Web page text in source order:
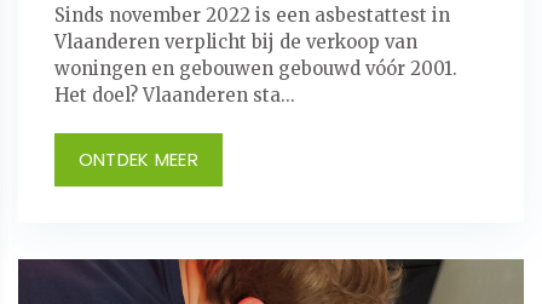
Sinds november 2022 is een asbestattest in
Vlaanderen verplicht bij de verkoop van
woningen en gebouwen gebouwd vóór 2001.
Het doel? Vlaanderen sta...
ONTDEK MEER